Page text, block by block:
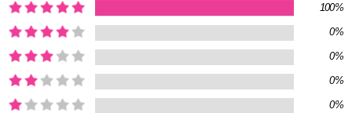
은그림찾기의 재미까지 만끽할 수 있을 것이다. 오밀조밀한 그림 속
에 숨겨 놓은 채소에 관한 재미있는 정보들! 곽이를 따라 채소들의 몸
속으로 들어가면, 바깥세상과는 다른 새로운 세상이 펼쳐진다. 채소
들이 모여 사는 그 세상에서는 채소들과 관련된 다양한 상황과 갖가
지 이야기들이 펼쳐져 곽이의 모험 이야기 외에 또 하나의 이야기를
100%
0%
0%
0%
0%